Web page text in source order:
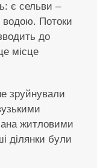
є сельви –
водою. Потоки
до
місце
зруйнували
житловими
ділянки були